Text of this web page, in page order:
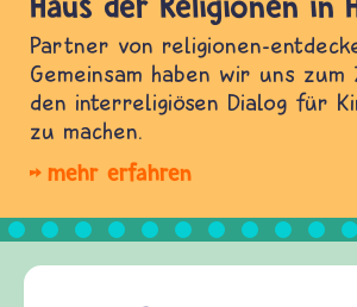
Partner von religionen-
Gemeinsam haben wir uns
den interreligiösen Dialog für
zu machen.
mehr erfahren